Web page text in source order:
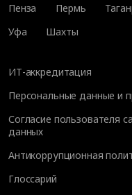
Пенза
Пермь
Уфа
Шахты
ИТ-аккредитация
Персональные данные и
Согласие пользователя
данных
Антикоррупционная
Глоссарий